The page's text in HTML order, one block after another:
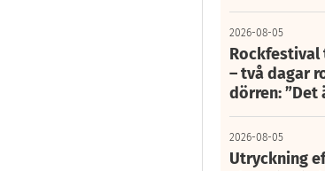
2026-08-05
Rockfestival
– två dagar
dörren: ”Det
2026-08-05
Utryckning